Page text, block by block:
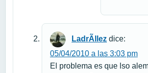
LadrÃ­llez dice:
05/04/2010 a las 3:03 pm
El problema es que lso